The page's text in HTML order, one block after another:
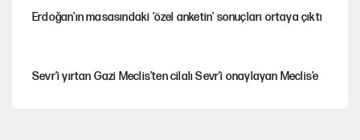
Erdoğan'ın masasındaki 'özel anketin' sonuçları ortaya çıktı
Sevr’i yırtan Gazi Meclis’ten cilalı Sevr’i onaylayan Meclis’e